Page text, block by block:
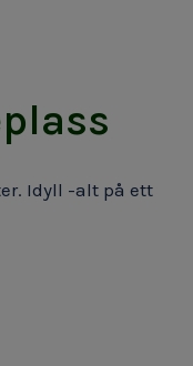
Idyll -alt på ett